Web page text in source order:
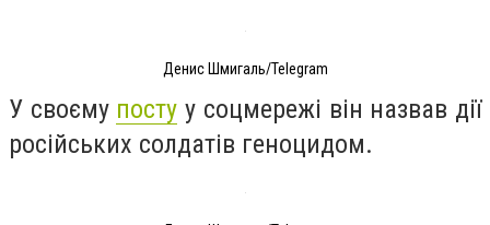
Денис Шмигаль/Telegram
У своєму посту у соцмережі він назвав дії
російських солдатів геноцидом.